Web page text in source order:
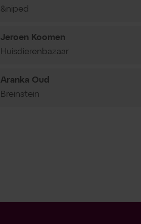
&niped
Jeroen Koomen
Huisdierenbazaar
Aranka Oud
Breinstein